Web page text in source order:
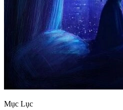
Mục Lục